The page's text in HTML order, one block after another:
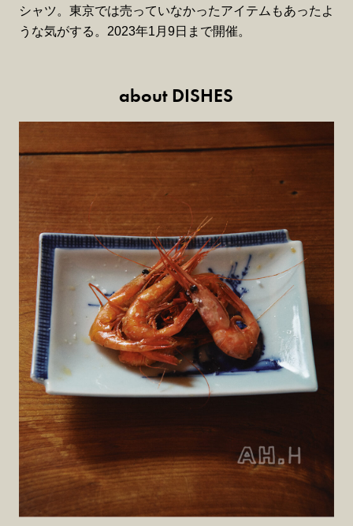
シャツ。東京では売っていなかったアイテムもあったよ
うな気がする。2023年1月9日まで開催。
about DISHES